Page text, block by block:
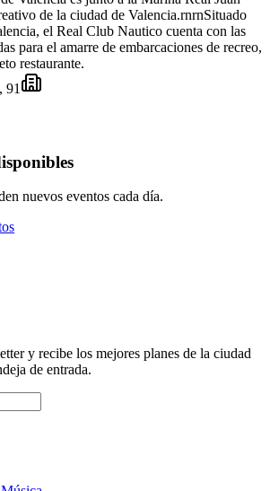
de la ciudad de Valencia.rnrnSituado
el Real Club Nautico cuenta con las
para el amarre de embarcaciones de recreo,
restaurante.
91
nuevos eventos cada día.
y recibe los mejores planes de la ciudad
de entrada.